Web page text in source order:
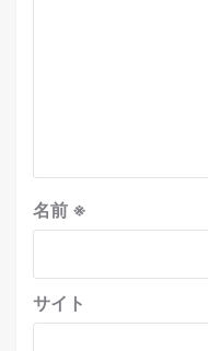
名前 ※
サイト